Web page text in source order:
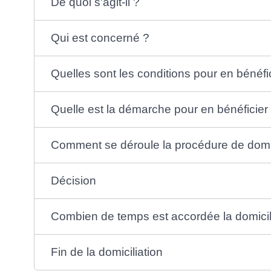
Qui est concerné ?
Quelles sont les conditions pour en
Quelle est la démarche pour en bénéficier
Comment se déroule la procédure de
Décision
Combien de temps est accordée la
Fin de la domiciliation